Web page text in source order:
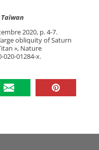
Taïwan
2020, p. 4-7.
obliquity of Saturn
», Nature
020-01284-x.